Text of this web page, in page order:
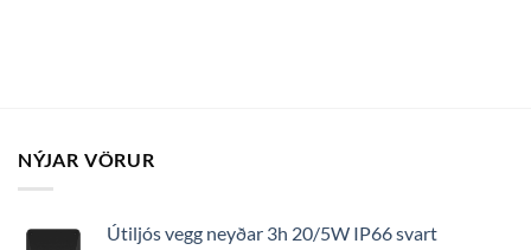
NÝJAR VÖRUR
Útiljós vegg neyðar 3h 20/5W IP66 svart